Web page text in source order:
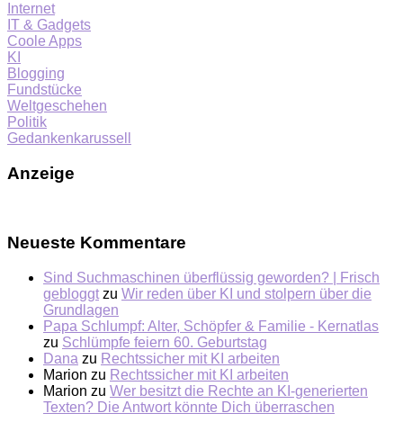
Internet
IT & Gadgets
Coole Apps
KI
Blogging
Fundstücke
Weltgeschehen
Politik
Gedankenkarussell
Anzeige
Neueste Kommentare
Sind Suchmaschinen überflüssig geworden? | Frisch
gebloggt zu Wir reden über KI und stolpern über die
Grundlagen
Papa Schlumpf: Alter, Schöpfer & Familie - Kernatlas
zu Schlümpfe feiern 60. Geburtstag
Dana zu Rechtssicher mit KI arbeiten
Marion zu Rechtssicher mit KI arbeiten
Marion zu Wer besitzt die Rechte an KI-generierten
Texten? Die Antwort könnte Dich überraschen